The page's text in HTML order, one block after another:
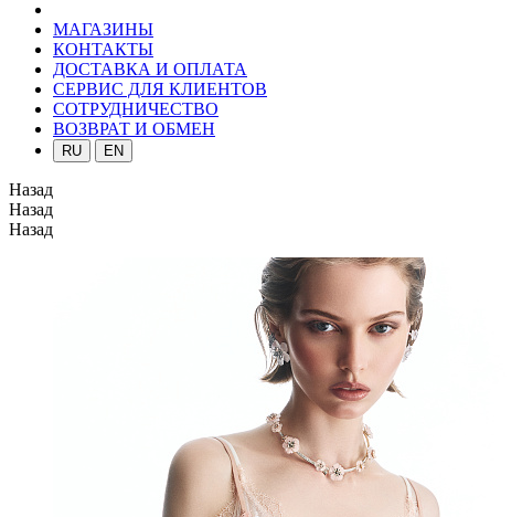
МАГАЗИНЫ
КОНТАКТЫ
ДОСТАВКА И ОПЛАТА
СЕРВИС ДЛЯ КЛИЕНТОВ
СОТРУДНИЧЕСТВО
ВОЗВРАТ И ОБМЕН
RU EN
Назад
Назад
Назад